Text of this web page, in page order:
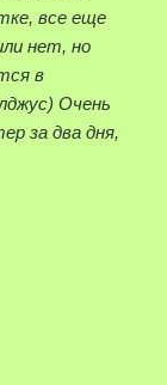
все еще
нет, но
в
Очень
за два дня,